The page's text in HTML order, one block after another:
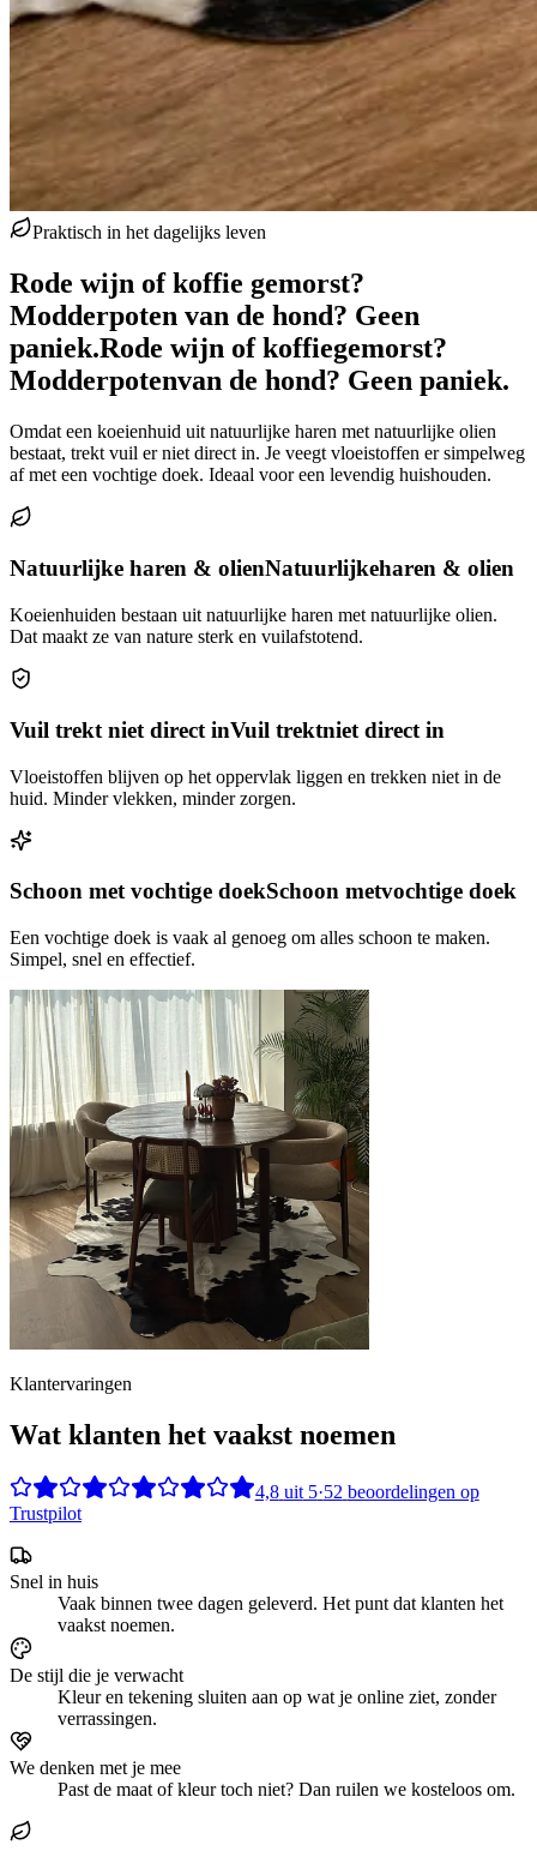
Praktisch in het dagelijks leven
Rode wijn of koffie gemorst?
Modderpoten van de hond? Geen
paniek.Rode wijn of koffiegemorst?
Modderpotenvan de hond? Geen paniek.
Omdat een koeienhuid uit natuurlijke haren met natuurlijke olien
bestaat, trekt vuil er niet direct in. Je veegt vloeistoffen er simpelweg
af met een vochtige doek. Ideaal voor een levendig huishouden.
Natuurlijke haren & olienNatuurlijkeharen & olien
Koeienhuiden bestaan uit natuurlijke haren met natuurlijke olien.
Dat maakt ze van nature sterk en vuilafstotend.
Vuil trekt niet direct inVuil trektniet direct in
Vloeistoffen blijven op het oppervlak liggen en trekken niet in de
huid. Minder vlekken, minder zorgen.
Schoon met vochtige doekSchoon metvochtige doek
Een vochtige doek is vaak al genoeg om alles schoon te maken.
Simpel, snel en effectief.
Klantervaringen
Wat klanten het vaakst noemen
4,8 uit5·52 beoordelingen op
Trustpilot
Snel in huis
Vaak binnen twee dagen geleverd. Het punt dat klanten het
vaakst noemen.
De stijl die je verwacht
Kleur en tekening sluiten aan op wat je online ziet, zonder
verrassingen.
We denken met je mee
Past de maat of kleur toch niet? Dan ruilen we kosteloos om.